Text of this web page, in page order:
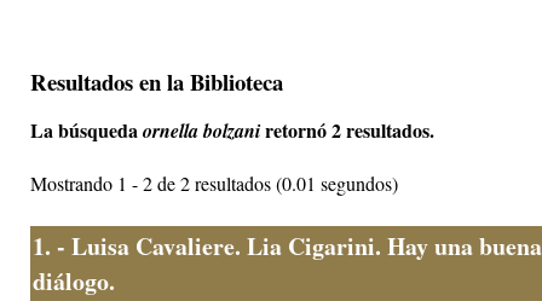
Resultados en la Biblioteca
La búsquedaornella bolzaniretornó 2 resultados.
Mostrando 1 - 2 de 2 resultados (0.01 segundos)
1. - Luisa Cavaliere. Lia Cigarini. Hay una
diálogo.